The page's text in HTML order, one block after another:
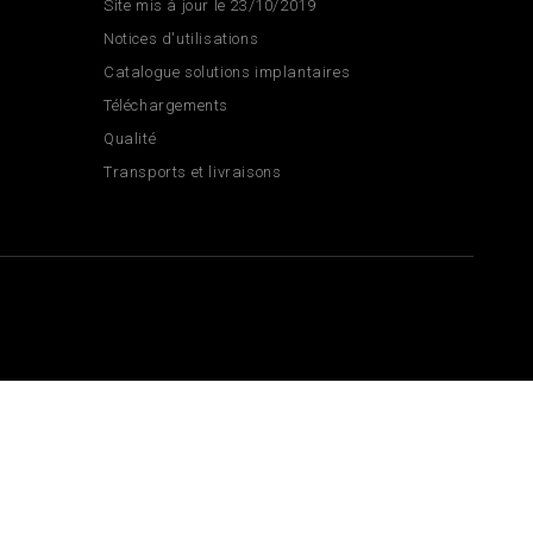
Site mis à jour le 23/10/2019
Notices d'utilisations
Catalogue solutions implantaires
Téléchargements
Qualité
Transports et livraisons